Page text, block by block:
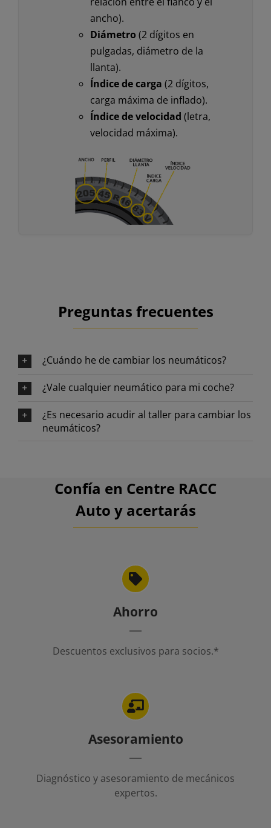
ancho).
Diámetro (2 dígitos en
pulgadas, diámetro de la
llanta).
Índice de carga (2 dígitos,
carga máxima de inflado).
Índice de velocidad (letra,
velocidad máxima).
Preguntas frecuentes
¿Cuándo he de cambiar los neumáticos?
¿Vale cualquier neumático para mi coche?
¿Es necesario acudir al taller para cambiar los
neumáticos?
Confía en Centre RACC
Auto y acertarás
Ahorro
Descuentos exclusivos para socios.*
Asesoramiento
Diagnóstico y asesoramiento de mecánicos
expertos.